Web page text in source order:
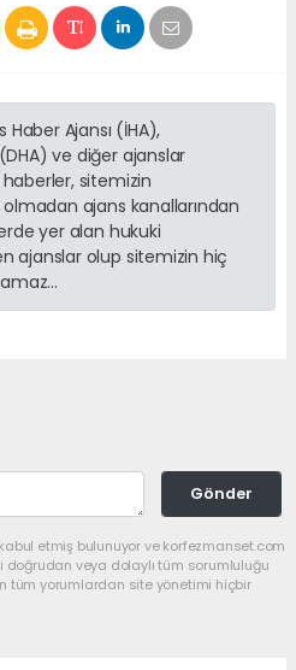
Haber Ajansı (İHA),
ve diğer ajanslar
sitemizin
ajans kanallarından
yer alan hukuki
ajanslar olup sitemizin hiç
Gönder
etmiş bulunuyor ve korfezmanset.com
doğrudan veya dolaylı tüm sorumluluğu
tüm yorumlardan site yönetimi hiçbir